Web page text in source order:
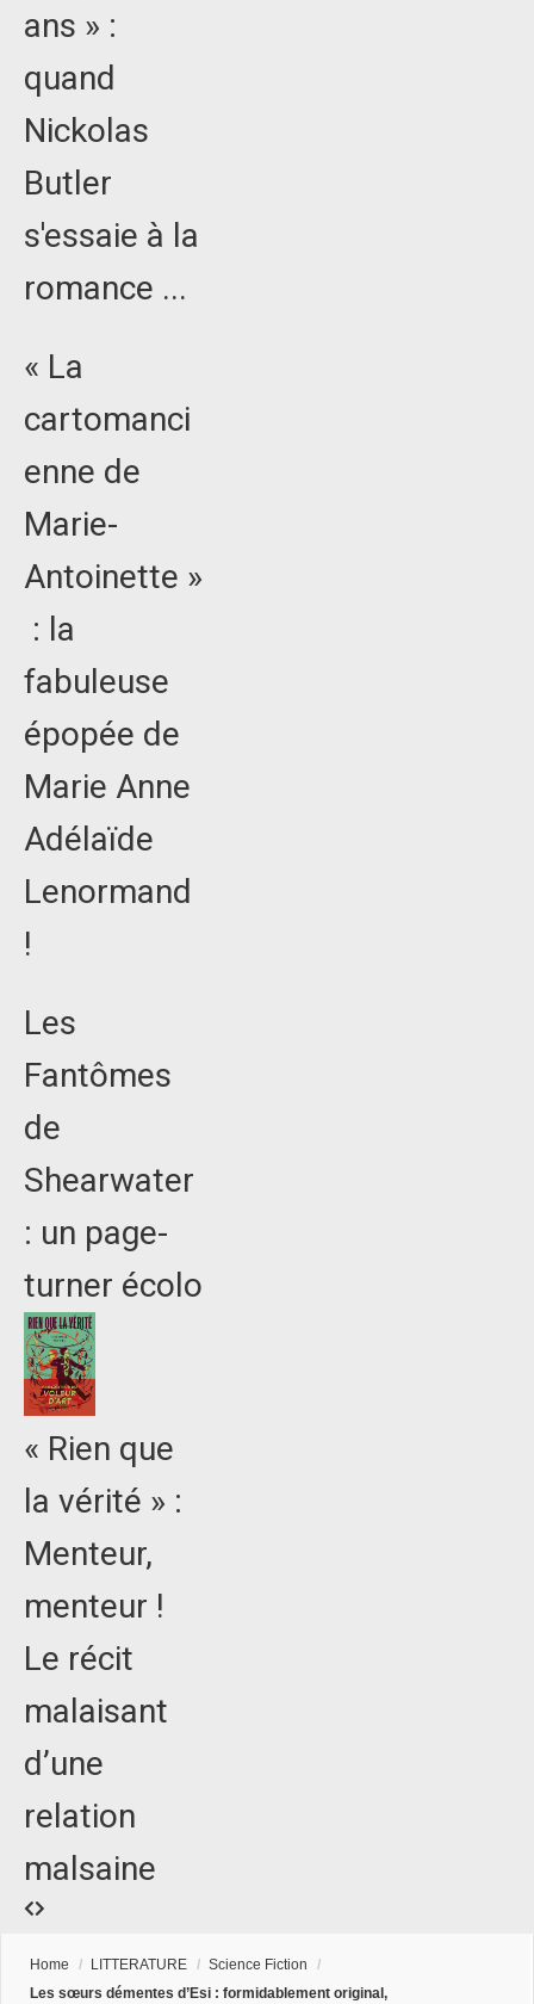
ans » :
quand
Nickolas
Butler
s'essaie à la
romance ...
« La
cartomanci
enne de
Marie-
Antoinette »
: la
fabuleuse
épopée de
Marie Anne
Adélaïde
Lenormand
!
Les
Fantômes
de
Shearwater
: un page-
turner écolo
« Rien que
la vérité » :
Menteur,
menteur !
Le récit
malaisant
d’une
relation
malsaine
Home / LITTERATURE / Science Fiction
/
Les sœurs démentes d’Esi : formidablement original,